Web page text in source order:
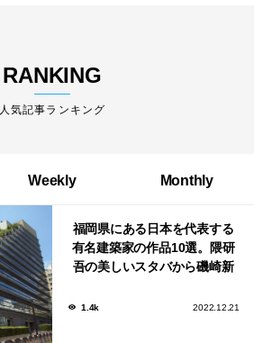
RANKING
人気記事ランキング
Weekly Monthly
福岡県にある日本を代表する
有名建築家の作品10選。隈研
吾の美しいスタバから磯崎新
1.4k 2022.12.21